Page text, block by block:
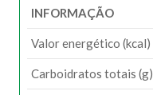
INFORMAÇÃO
Valor energético (kcal)
Carboidratos totais (g)